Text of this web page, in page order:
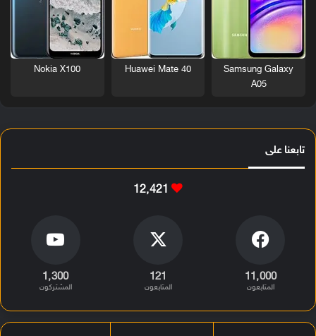
Samsung Galaxy
A05
Huawei Mate 40
Nokia X100
تابعنا على
12٬421
11٬000
المتابعون
121
المتابعون
1٬300
المشتركون